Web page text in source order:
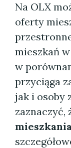
Na OLX
oferty
mieszkań
w
przyciąga
jak i osoby
zaznaczyć,